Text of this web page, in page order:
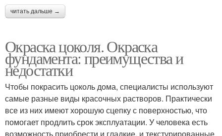
читать дальше →
Окраска цоколя. Окраска
фундамента: преимущества и
недостатки
Чтобы покрасить цоколь дома, специалисты используют
самые разные виды красочных растворов. Практически
все из них имеют хорошую сцепку с поверхностью, что
помогает продлить срок эксплуатации. У человека есть